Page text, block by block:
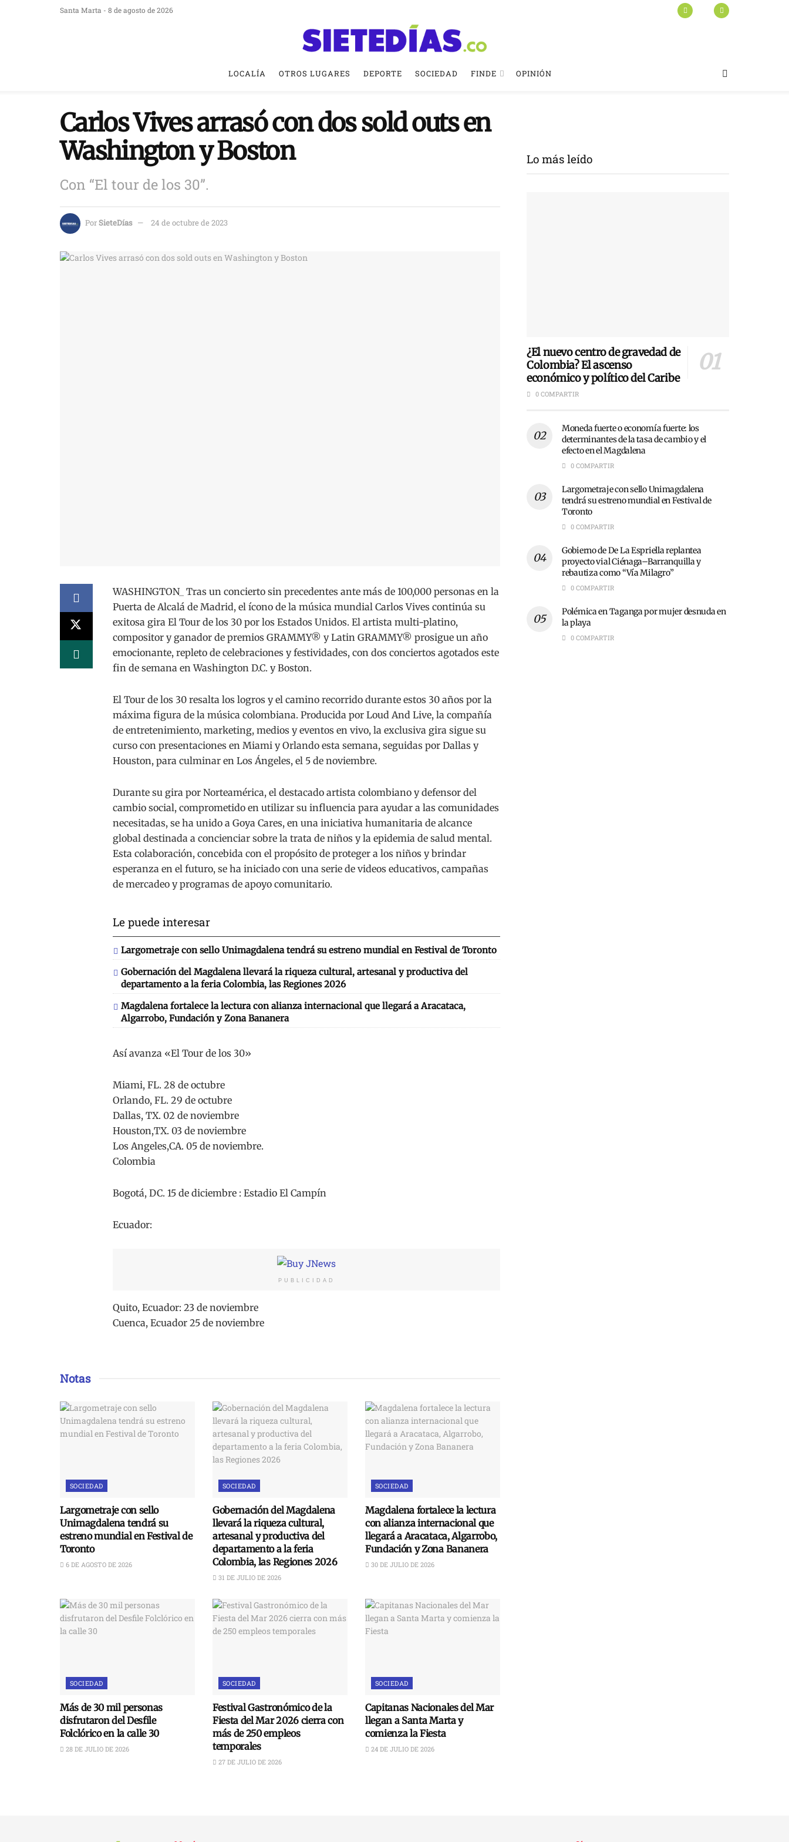
Santa Marta - 8 de agosto de 2026
LOCALÍA OTROS LUGARES DEPORTE SOCIEDAD FINDE OPINIÓN
Carlos Vives arrasó con dos sold outs en
Washington y Boston
Con “El tour de los 30”.
PorSieteDías 24 de octubre de 2023
WASHINGTON_ Tras un concierto sin precedentes ante más de 100,000 personas en la
Puerta de Alcalá de Madrid, el ícono de la música mundial Carlos Vives continúa su
exitosa gira El Tour de los 30 por los Estados Unidos. El artista multi-platino,
compositor y ganador de premios GRAMMY® y Latin GRAMMY® prosigue un año
emocionante, repleto de celebraciones y festividades, con dos conciertos agotados este
fin de semana en Washington D.C. y Boston.
El Tour de los 30 resalta los logros y el camino recorrido durante estos 30 años por la
máxima figura de la música colombiana. Producida por Loud And Live, la compañía
de entretenimiento, marketing, medios y eventos en vivo, la exclusiva gira sigue su
curso con presentaciones en Miami y Orlando esta semana, seguidas por Dallas y
Houston, para culminar en Los Ángeles, el 5 de noviembre.
Durante su gira por Norteamérica, el destacado artista colombiano y defensor del
cambio social, comprometido en utilizar su influencia para ayudar a las comunidades
necesitadas, se ha unido a Goya Cares, en una iniciativa humanitaria de alcance
global destinada a concienciar sobre la trata de niños y la epidemia de salud mental.
Esta colaboración, concebida con el propósito de proteger a los niños y brindar
esperanza en el futuro, se ha iniciado con una serie de videos educativos, campañas
de mercadeo y programas de apoyo comunitario.
Le puede interesar
Largometraje con sello Unimagdalena tendrá su estreno mundial en Festival de Toronto
Gobernación del Magdalena llevará la riqueza cultural, artesanal y productiva del
departamento a la feria Colombia, las Regiones 2026
Magdalena fortalece la lectura con alianza internacional que llegará a Aracataca,
Algarrobo, Fundación y Zona Bananera
Así avanza «El Tour de los 30»
Miami, FL. 28 de octubre
Orlando, FL. 29 de octubre
Dallas, TX. 02 de noviembre
Houston,TX. 03 de noviembre
Los Angeles,CA. 05 de noviembre.
Colombia
Bogotá, DC. 15 de diciembre : Estadio El Campín
Ecuador:
PUBLICIDAD
Quito, Ecuador: 23 de noviembre
Cuenca, Ecuador 25 de noviembre
Notas
SOCIEDAD
Largometraje con sello
Unimagdalena tendrá su
estreno mundial en Festival de
Toronto
6 DE AGOSTO DE 2026
SOCIEDAD
Gobernación del Magdalena
llevará la riqueza cultural,
artesanal y productiva del
departamento a la feria
Colombia, las Regiones 2026
31 DE JULIO DE 2026
SOCIEDAD
Magdalena fortalece la lectura
con alianza internacional que
llegará a Aracataca, Algarrobo,
Fundación y Zona Bananera
30 DE JULIO DE 2026
SOCIEDAD
Más de 30 mil personas
disfrutaron del Desfile
Folclórico en la calle 30
28 DE JULIO DE 2026
SOCIEDAD
Festival Gastronómico de la
Fiesta del Mar 2026 cierra con
más de 250 empleos
temporales
27 DE JULIO DE 2026
SOCIEDAD
Capitanas Nacionales del Mar
llegan a Santa Marta y
comienza la Fiesta
24 DE JULIO DE 2026
Lo más leído
¿El nuevo centro de gravedad de
Colombia? El ascenso
económico y político del Caribe
0 COMPARTIR
Moneda fuerte o economía fuerte: los
determinantes de la tasa de cambio y el
efecto en el Magdalena
0 COMPARTIR
Largometraje con sello Unimagdalena
tendrá su estreno mundial en Festival de
Toronto
0 COMPARTIR
Gobierno de De La Espriella replantea
proyecto vial Ciénaga–Barranquilla y
rebautiza como “Vía Milagro”
0 COMPARTIR
Polémica en Taganga por mujer desnuda en
la playa
0 COMPARTIR